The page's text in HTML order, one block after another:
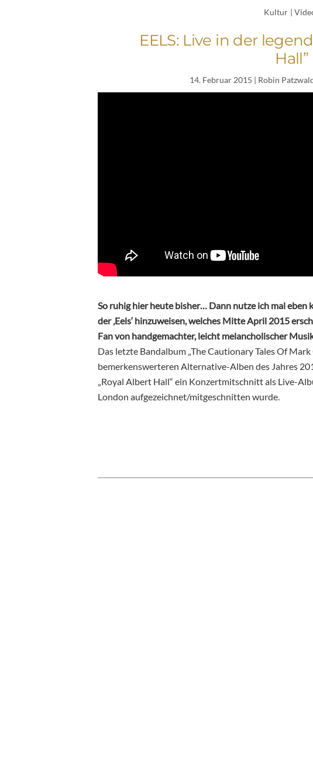
Kultur |
EELS: Live in der
Hall”
14. Februar 2015 | Robin
So ruhig hier heute bisher… Dann nutze ich mal eben
der ‚Eels‘ hinzuweisen, welches Mitte April 2015
Fan von handgemachter, leicht melancholischer
Das letzte Bandalbum „The Cautionary Tales Of
bemerkenswerteren Alternative-Alben des Jahres
„Royal Albert Hall“ ein Konzertmitschnitt als Live-
London aufgezeichnet/mitgeschnitten wurde.